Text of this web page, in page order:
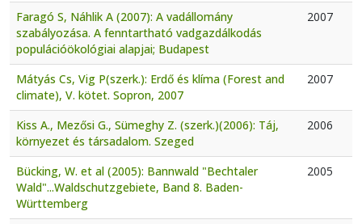
Faragó S, Náhlik A (2007): A vadállomány
szabályozása. A fenntartható vadgazdálkodás
populációökológiai alapjai; Budapest
2007
Mátyás Cs, Vig P(szerk.): Erdő és klíma (Forest and
climate), V. kötet. Sopron, 2007
2007
Kiss A., Mezősi G., Sümeghy Z. (szerk.)(2006): Táj,
környezet és társadalom. Szeged
2006
Bücking, W. et al (2005): Bannwald "Bechtaler
Wald"...Waldschutzgebiete, Band 8. Baden-
Württemberg
2005